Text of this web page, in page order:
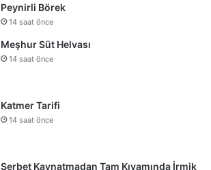
Peynirli Börek
14 saat önce
Meşhur Süt Helvası
14 saat önce
Katmer Tarifi
14 saat önce
Şerbet Kaynatmadan Tam Kıvamında İrmik